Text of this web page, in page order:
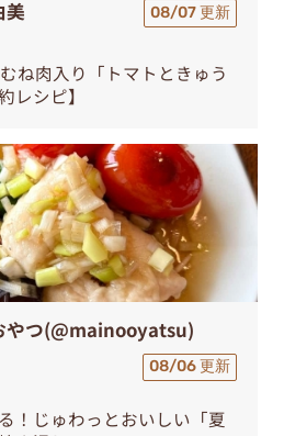
美 08/07 更新
ね肉入り「トマトときゅう
レシピ】
やつ(@mainooyatsu)
08/06 更新
！じゅわっとおいしい「夏